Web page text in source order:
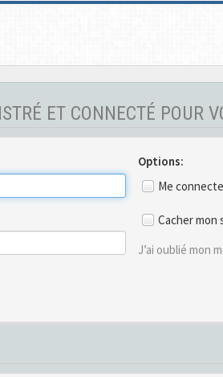
ET CONNECTÉ POUR
Options:
Me
Cacher
J’ai oublié mon